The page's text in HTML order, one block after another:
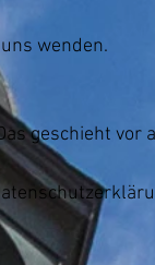
wenden.
geschieht vor